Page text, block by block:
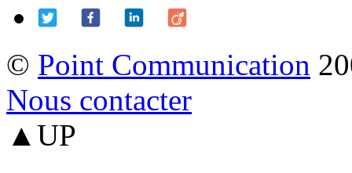
© Point Communication
Nous contacter
▲UP